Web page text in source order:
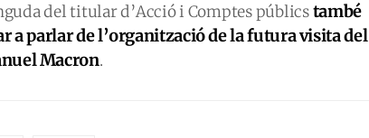
del titular d’Acció i Comptes públicstambé
a parlar de l’organització de la futura visita del
Macron.